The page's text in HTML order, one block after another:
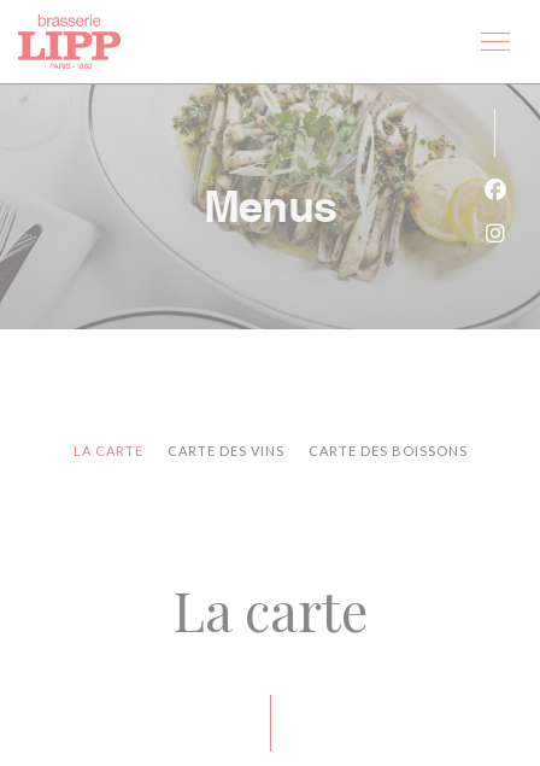
Painel de Gerenciamento de Cookies
Menus
LA CARTE CARTE DES VINS CARTE DES BOISSONS
La carte